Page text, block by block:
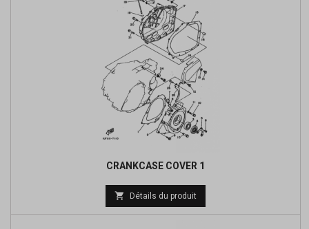
CRANKCASE COVER 1
Prix
de
 Détails du produit